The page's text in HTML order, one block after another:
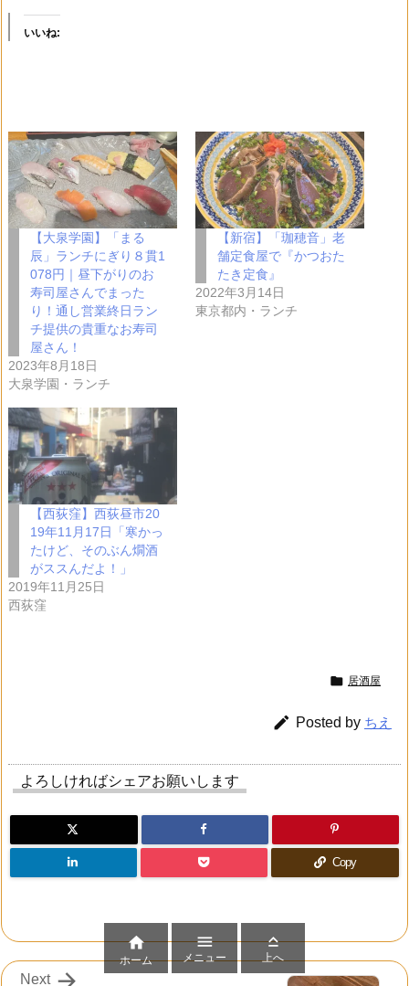
いいね:
【大泉学園】「まる
辰」ランチにぎり８貫1
078円｜昼下がりのお
寿司屋さんでまった
り！通し営業終日ラン
チ提供の貴重なお寿司
屋さん！
2023年8月18日
大泉学園・ランチ
【新宿】「珈穂音」老
舗定食屋で『かつおた
たき定食』
2022年3月14日
東京都内・ランチ
【西荻窪】西荻昼市20
19年11月17日「寒かっ
たけど、そのぶん燗酒
がススんだよ！」
2019年11月25日
西荻窪
 居酒屋
 Posted by ちえ
よろしければシェアお願いします
Copy

Next

ホーム

メニュー

上へ